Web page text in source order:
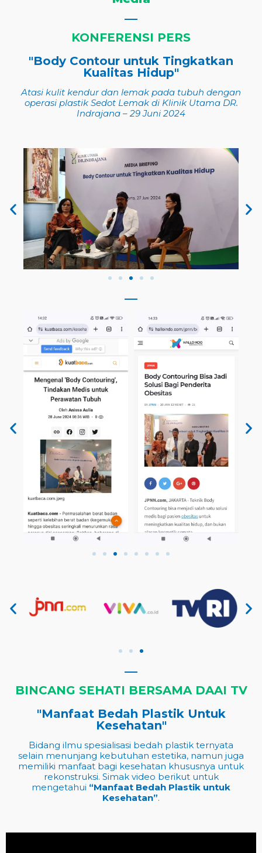
KONFERENSI PERS
"Body Contour untuk Tingkatkan
Kualitas Hidup"
Atasi kulit kendur dan lemak pada tubuh dengan
operasi plastik Sedot Lemak di Klinik Utama DR.
Indrajana – 29 Juni 2024
BINCANG SEHATI BERSAMA DAAI TV
"Manfaat Bedah Plastik Untuk
Kesehatan"
Bidang ilmu spesialisasi bedah plastik ternyata
selain menunjang kebutuhan estetika, namun juga
memiliki manfaat bagi kesehatan khususnya untuk
rekonstruksi. Simak video berikut untuk
mengetahui “Manfaat Bedah Plastik untuk
Kesehatan”.